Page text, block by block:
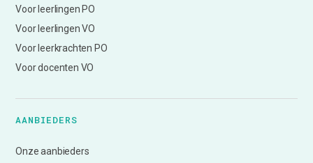
Voor leerlingen PO
Voor leerlingen VO
Voor leerkrachten PO
Voor docenten VO
AANBIEDERS
Onze aanbieders